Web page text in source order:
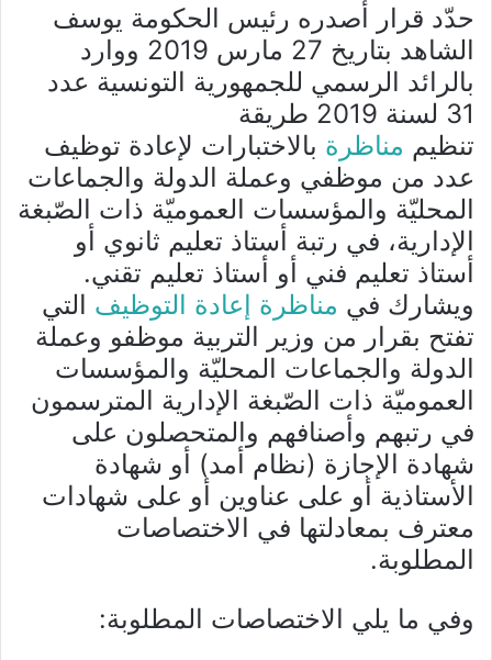
حدّد قرار أصدره رئيس الحكومة يوسف
الشاهد بتاريخ 27 مارس 2019 ووارد
بالرائد الرسمي للجمهورية التونسية عدد
31 لسنة 2019 طريقة
تنظيم مناظرة بالاختبارات لإعادة توظيف
عدد من موظفي وعملة الدولة والجماعات
المحليّة والمؤسسات العموميّة ذات الصّبغة
الإدارية، في رتبة أستاذ تعليم ثانوي أو
أستاذ تعليم فني أو أستاذ تعليم تقني.
ويشارك في مناظرة إعادة التوظيف التي
تفتح بقرار من وزير التربية موظفو وعملة
الدولة والجماعات المحليّة والمؤسسات
العموميّة ذات الصّبغة الإدارية المترسمون
في رتبهم وأصنافهم والمتحصلون على
شهادة الإجازة (نظام أمد) أو شهادة
الأستاذية أو على عناوين أو على شهادات
معترف بمعادلتها في الاختصاصات
المطلوبة.
وفي ما يلي الاختصاصات المطلوبة: